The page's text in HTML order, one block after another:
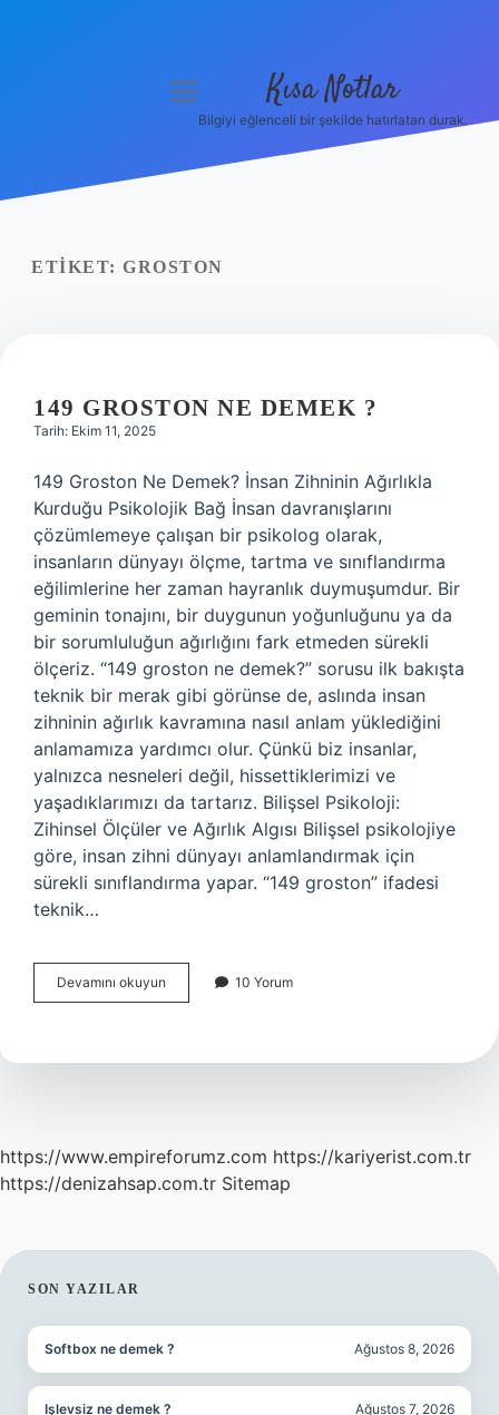
Yasal Uyarı
menüyü
Kısa Notlar
Bilgiyi eğlenceli bir şekilde hatırlatan durak.
ETIKET: GROSTON
149 GROSTON NE DEMEK ?
Tarih: Ekim 11, 2025
149 Groston Ne Demek? İnsan Zihninin Ağırlıkla
Kurduğu Psikolojik Bağ İnsan davranışlarını
çözümlemeye çalışan bir psikolog olarak,
insanların dünyayı ölçme, tartma ve sınıflandırma
eğilimlerine her zaman hayranlık duymuşumdur. Bir
geminin tonajını, bir duygunun yoğunluğunu ya da
bir sorumluluğun ağırlığını fark etmeden sürekli
ölçeriz. “149 groston ne demek?” sorusu ilk bakışta
teknik bir merak gibi görünse de, aslında insan
zihninin ağırlık kavramına nasıl anlam yüklediğini
anlamamıza yardımcı olur. Çünkü biz insanlar,
yalnızca nesneleri değil, hissettiklerimizi ve
yaşadıklarımızı da tartarız. Bilişsel Psikoloji:
Zihinsel Ölçüler ve Ağırlık Algısı Bilişsel psikolojiye
göre, insan zihni dünyayı anlamlandırmak için
sürekli sınıflandırma yapar. “149 groston” ifadesi
teknik…
Devamını okuyun
groston
?
10 Yorum
https://www.empireforumz.com https://kariyerist.com.tr
https://denizahsap.com.tr Sitemap
SIDEBAR
SON YAZILAR
Softbox ne demek ? Ağustos 8, 2026
Işlevsiz ne demek ? Ağustos 7, 2026